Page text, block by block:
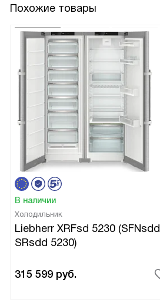
Похожие товары
В наличии
Холодильник
Liebherr XRFsd 5230
SRsdd 5230)
315 599 руб.